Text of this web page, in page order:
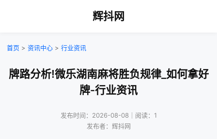
辉抖网
首页 > 资讯中心 > 行业资讯
牌路分析!微乐湖南麻将胜负规律_如何拿好
牌-行业资讯
发布时间：2026-08-08｜阅读：1
发布者：辉抖网